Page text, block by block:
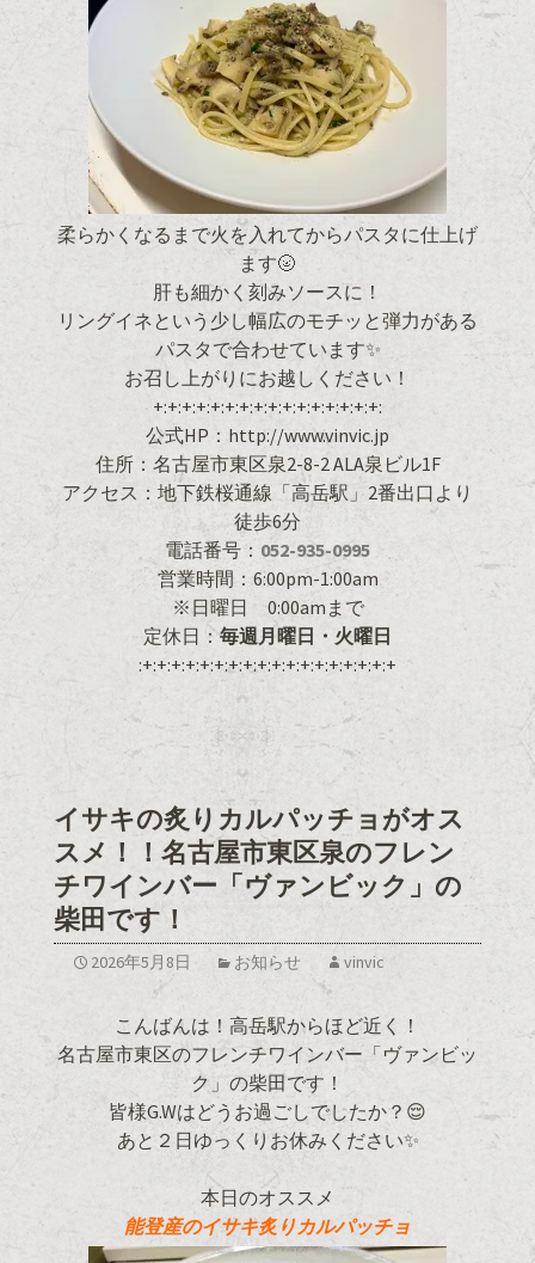
柔らかくなるまで火を入れてからパスタに仕上げ
ます🌝
肝も細かく刻みソースに！
リングイネという少し幅広のモチッと弾力がある
パスタで合わせています✨
お召し上がりにお越しください！
+:+:+:+:+:+:+:+:+:+:+:+:+:+:+:+:
公式HP：http://www.vinvic.jp
住所：名古屋市東区泉2-8-2 ALA泉ビル1F
アクセス：地下鉄桜通線「高岳駅」2番出口より
徒歩6分
電話番号： 052-935-0995
営業時間：6:00pm-1:00am
※日曜日 0:00amまで
定休日：毎週月曜日・火曜日
:+:+:+:+:+:+:+:+:+:+:+:+:+:+:+:+:+:+
イサキの炙りカルパッチョがオス
スメ！！名古屋市東区泉のフレン
チワインバー「ヴァンビック」の
柴田です！
2026年5月8日 お知らせ vinvic
こんばんは！高岳駅からほど近く！
名古屋市東区のフレンチワインバー「ヴァンビッ
ク」の柴田です！
皆様G.Wはどうお過ごしでしたか？😌
あと２日ゆっくりお休みください✨
本日のオススメ
能登産のイサキ炙りカルパッチョ